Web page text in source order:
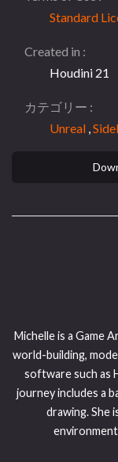
Standard
Created in
Houdini 21
カテゴリー
Unreal ,
Michelle is a Game
world-building,
software such as
journey includes a
drawing. She